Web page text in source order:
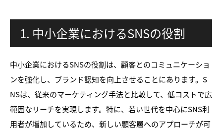
1. 中小企業におけるSNSの役割
中小企業におけるSNSの役割は、顧客とのコミュニケーショ
ンを強化し、ブランド認知を向上させることにあります。S
NSは、従来のマーケティング手法と比較して、低コストで広
範囲なリーチを実現します。特に、若い世代を中心にSNS利
用者が増加しているため、新しい顧客層へのアプローチが可